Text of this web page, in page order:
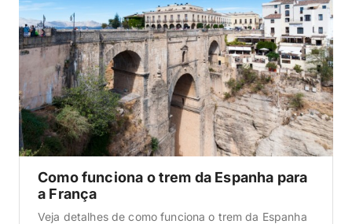
Como funciona o trem da Espanha para
a França
Veja detalhes de como funciona o trem da Espanha